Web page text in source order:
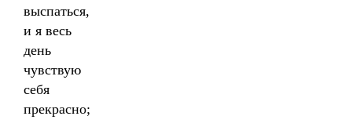
выспаться,
и я весь
день
чувствую
себя
прекрасно;